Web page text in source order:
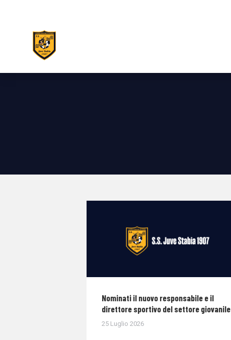
Nominati il nuovo responsabile e il
direttore sportivo del settore giovanile
25 Luglio 2026